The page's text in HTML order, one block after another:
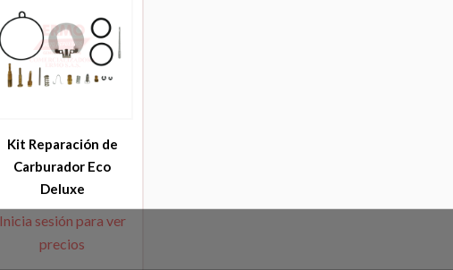
Kit Reparación de
Carburador Eco
Deluxe
Inicia sesión para ver
precios